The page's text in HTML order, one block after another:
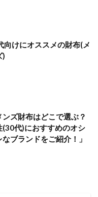
向けにオススメの財布(メ
)
ンズ財布はどこで選ぶ？
(30代)におすすめのオシ
なブランドをご紹介！」